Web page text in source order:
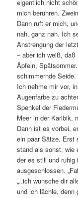
eigentlich nicht
mich berühren.
Dann ruft er mich,
nah, ganz nah. Ich
Anstrengung der
– aber ich weiß, daß
Äpfeln,
schimmernde
Ich nehme mir vor,
Augenfarbe zu
Spenkel der
Meer in der Karibik,
Dann ist es vorbei,
ein paar Sätze. Erst
stand als sonst, wie
der es still und
ausgeschlossen.
„..ich wünsche dir
und ich lächle, denn